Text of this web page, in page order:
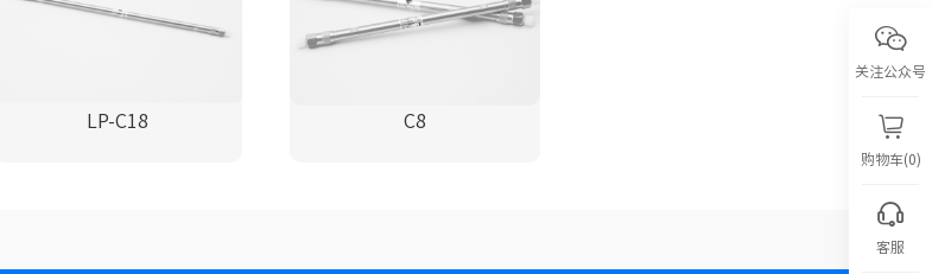
LP-C18 C8
关注公众号
购物车(0)
客服